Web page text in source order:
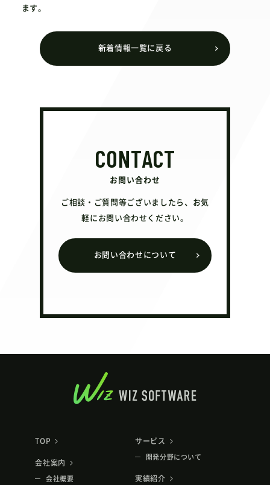
ます。
新着情報一覧に戻る
CONTACT
お問い合わせ
ご相談・ご質問等ございましたら、お気
軽にお問い合わせください。
お問い合わせについて
TOP
会社案内
会社概要
サービス
開発分野について
実績紹介